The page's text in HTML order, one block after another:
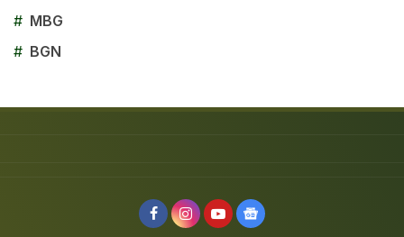
# MBG
# BGN